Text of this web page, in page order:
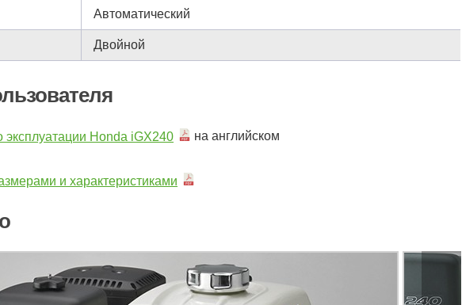
Автоматический
Двойной
эксплуатации Honda iGX240 на английском
и характеристиками